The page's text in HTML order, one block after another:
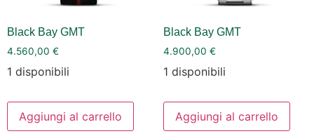
Black Bay GMT
4.560,00 €
1 disponibili
Aggiungi al carrello
Black Bay GMT
4.900,00 €
1 disponibili
Aggiungi al carrello